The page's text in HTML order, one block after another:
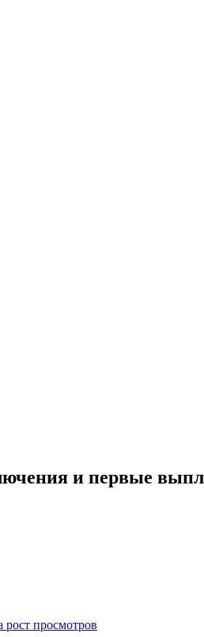
и первые
просмотров